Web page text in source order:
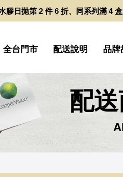
膠日拋第 2 件 6 折、同系列滿 4
全台門市 配送說明 品牌
配